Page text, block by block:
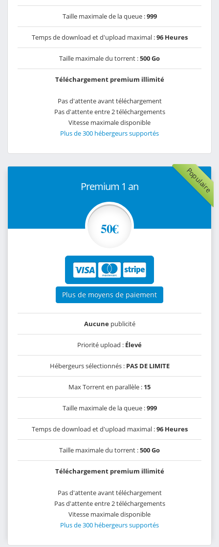
Taille maximale de la queue :999
Temps de download et d'upload maximal :96 Heures
Taille maximale du torrent :500 Go
Téléchargement premium illimité
Pas d'attente avant téléchargement
Pas d'attente entre 2 téléchargements
Vitesse maximale disponible
Plus de 300 hébergeurs supportés
Populaire
Premium 1 an
50€
Plus de moyens de paiement
Aucunepublicité
Priorité upload : Élevé
Hébergeurs sélectionnés : PAS DE LIMITE
Max Torrent en parallèle : 15
Taille maximale de la queue :999
Temps de download et d'upload maximal :96 Heures
Taille maximale du torrent :500 Go
Téléchargement premium illimité
Pas d'attente avant téléchargement
Pas d'attente entre 2 téléchargements
Vitesse maximale disponible
Plus de 300 hébergeurs supportés